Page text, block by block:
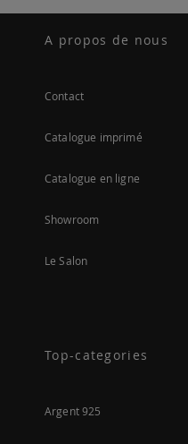
A propos de nous
Contact
Catalogue imprimé
Catalogue en ligne
Showroom
Le Salon
Top-categories
Argent 925